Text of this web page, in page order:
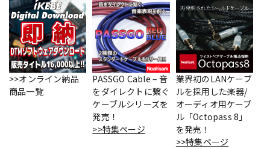
エレキギター アコギ/エレアコ
ベース ウクレレ
パーカッション
>>オンライン納品
商品一覧
PASSGO Cable – 音
をダイレクトに繋ぐ
ケーブルシリーズを
発売！
>>特集ページ
業界初のLANケーブ
ルを採用した楽器/
オーディオ用ケーブ
ル「Octopass 8」
を発売！
>>特集ページ